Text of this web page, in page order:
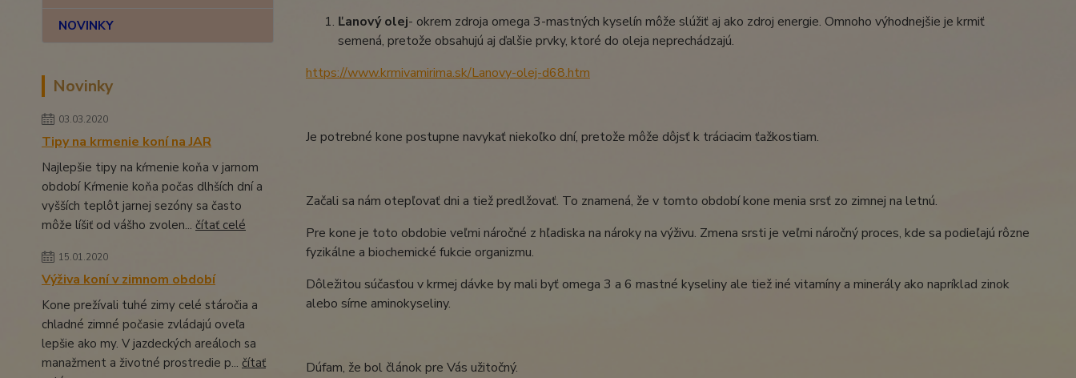
NOVINKY
Novinky
03.03.2020
Tipy na krmenie koní na JAR
Najlepšie tipy na kŕmenie koňa v jarnom
období Kŕmenie koňa počas dlhších dní a
vyšších teplôt jarnej sezóny sa často
môže líšiť od vášho zvolen... čítať celé
15.01.2020
Výživa koní v zimnom období
Kone prežívali tuhé zimy celé stáročia a
chladné zimné počasie zvládajú oveľa
lepšie ako my. V jazdeckých areáloch sa
manažment a životné prostredie p... čítať
Ľanový olej- okrem zdroja omega 3-mastných kyselín môže slúžiť aj ako zdroj energie. Omnoho výhodnejšie je krmiť
semená, pretože obsahujú aj ďalšie prvky, ktoré do oleja neprechádzajú.
https://www.krmivamirima.sk/Lanovy-olej-d68.htm
Je potrebné kone postupne navykať niekoľko dní, pretože môže dôjsť k tráciacim ťažkostiam.
Začali sa nám otepľovať dni a tiež predlžovať. To znamená, že v tomto období kone menia srsť zo zimnej na letnú.
Pre kone je toto obdobie veľmi náročné z hľadiska na nároky na výživu. Zmena srsti je veľmi náročný proces, kde sa podieľajú rôzne
fyzikálne a biochemické fukcie organizmu.
Dôležitou súčasťou v krmej dávke by mali byť omega 3 a 6 mastné kyseliny ale tiež iné vitamíny a minerály ako napríklad zinok
alebo sírne aminokyseliny.
Dúfam, že bol článok pre Vás užitočný.